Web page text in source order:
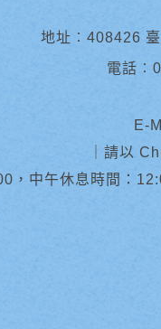
地址︰408426
電話︰
E-
請以
，中午休息時間：